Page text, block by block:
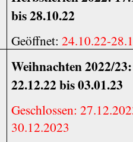
bis 28.10.22
Geöffnet:24.10.22-
Weihnachten 2022/23:
22.12.22 bis 03.01.23
Geschlossen:
30.12.2023